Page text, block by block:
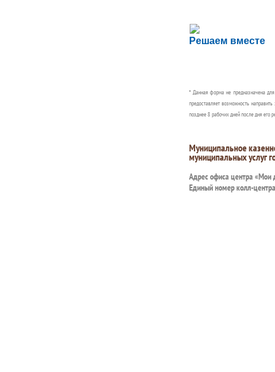
Решаем вместе
Сложности с
Сообщите об этом
* Данная форма не предназначена
предоставляет возможность
позднее 8 рабочих дней после дня его
Муниципальное
муниципальных услуг
Адрес офиса центра «Мои
Единый номер колл-